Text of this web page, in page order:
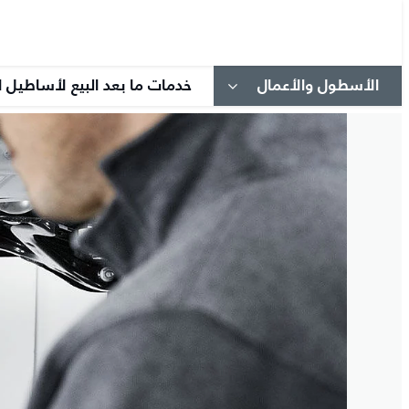
الأسطول والأعمال خدمات ما بعد البيع لأساطيل